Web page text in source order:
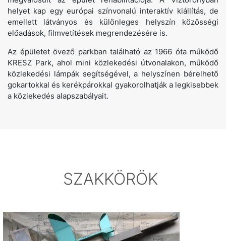
helyet kap egy európai színvonalú interaktív kiállítás, de
emellett látványos és különleges helyszín közösségi
előadások, filmvetítések megrendezésére is.
Az épületet övező parkban található az 1966 óta működő
KRESZ Park, ahol mini közlekedési útvonalakon, működő
közlekedési lámpák segítségével, a helyszínen bérelhető
gokartokkal és kerékpárokkal gyakorolhatják a legkisebbek
a közlekedés alapszabályait.
SZAKKÖRÖK